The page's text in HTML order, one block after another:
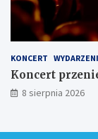
KONCERT
Koncert
8 sierpnia 2026